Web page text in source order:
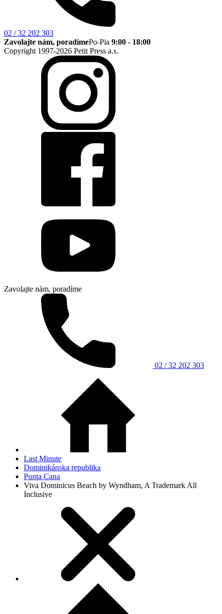
02 / 32 202 303
Zavolajte nám, poradímePo-Pia 9:00 - 18:00
Copyright 1997-2026 Petit Press a.s.
Zavolajte nám, poradíme
02 / 32 202 303
Last Minute
Dominikánska republika
Punta Cana
Viva Dominicus Beach by Wyndham, A Trademark All
Inclusive